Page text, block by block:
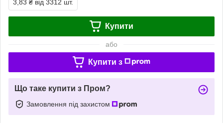
3,83 ₴ від 3312 шт.
Купити
або
Купити з
Що таке купити з Пром?
Замовлення під захистом